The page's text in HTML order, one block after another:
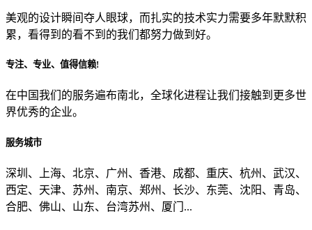
目前主要的营销渠道是？
美观的设计瞬间夺人眼球，而扎实的技术实力需要多年默默积
累，看得到的看不到的我们都努力做到好。
专注、专业、值得信赖!
在中国我们的服务遍布南北，全球化进程让我们接触到更多世
界优秀的企业。
服务城市
深圳、上海、北京、广州、香港、成都、重庆、杭州、武汉、
西定、天津、苏州、南京、郑州、长沙、东莞、沈阳、青岛、
合肥、佛山、山东、台湾苏州、厦门...